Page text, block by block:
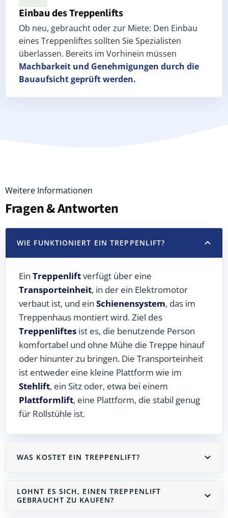
Einbau des Treppenlifts
Ob neu, gebraucht oder zur Miete: Den Einbau
eines Treppenliftes sollten Sie Spezialisten
überlassen. Bereits im Vorhinein müssen
Machbarkeit und Genehmigungen durch die
Bauaufsicht geprüft werden.
Weitere Informationen
Fragen & Antworten
WIE FUNKTIONIERT EIN TREPPENLIFT?
Ein Treppenliftverfügt über eine
Transporteinheit, in der ein Elektromotor
verbaut ist, und ein Schienensystem, das im
Treppenhaus montiert wird. Ziel des
Treppenliftes ist es, die benutzende Person
komfortabel und ohne Mühe die Treppe hinauf
oder hinunter zu bringen. Die Transporteinheit
ist entweder eine kleine Plattform wie im
Stehlift, ein Sitz oder, etwa bei einem
Plattformlift, eine Plattform, die stabil genug
für Rollstühle ist.
WAS KOSTET EIN TREPPENLIFT?
LOHNT ES SICH, EINEN TREPPENLIFT
GEBRAUCHT ZU KAUFEN?